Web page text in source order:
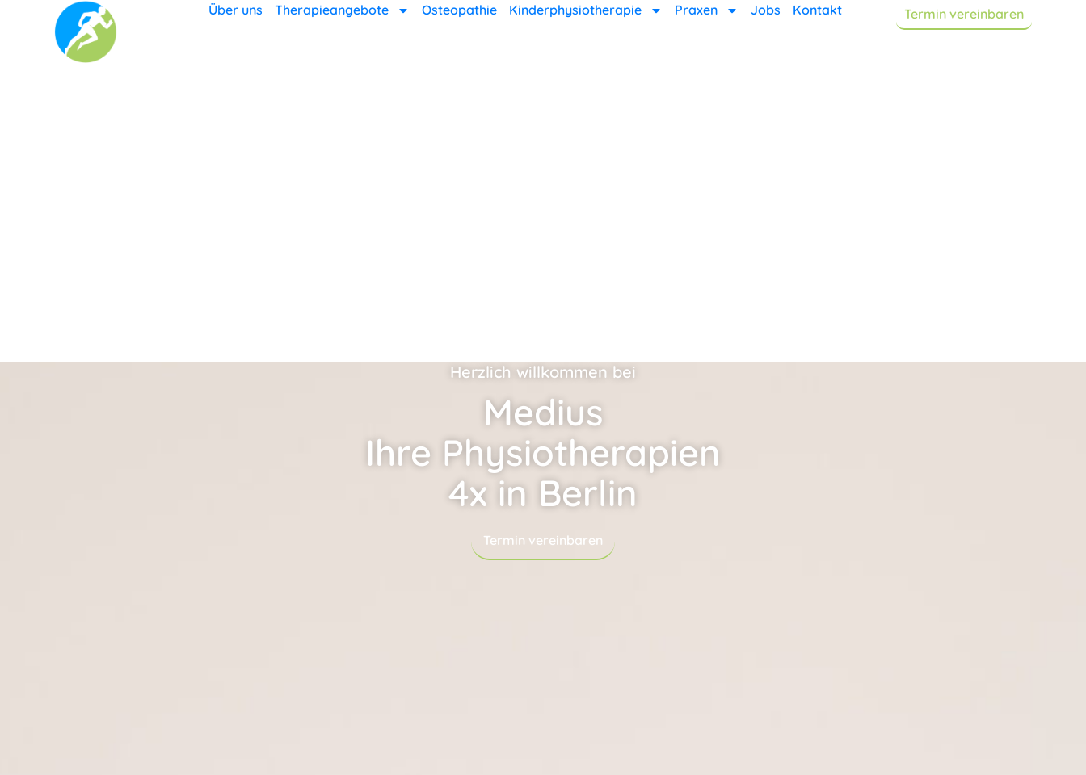
Über uns Therapieangebote Osteopathie Kinderphysiotherapie Praxen Jobs Kontakt Termin vereinbaren
Herzlich willkommen bei
Medius
Ihre Physio­therapien
4x in Berlin
Termin vereinbaren